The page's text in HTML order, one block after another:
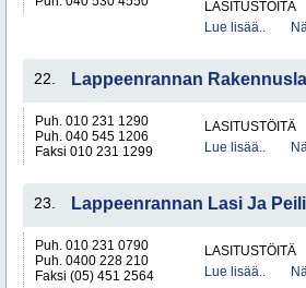
LASITUSTÖITÄ
Lue lisää..
22. Lappeenrannan
Puh. 010 231 1290
Puh. 040 545 1206
Faksi 010 231 1299
LASITUSTÖITÄ
Lue lisää..
23. Lappeenrannan Lasi Ja
Puh. 010 231 0790
Puh. 0400 228 210
Faksi (05) 451 2564
LASITUSTÖITÄ
Lue lisää..